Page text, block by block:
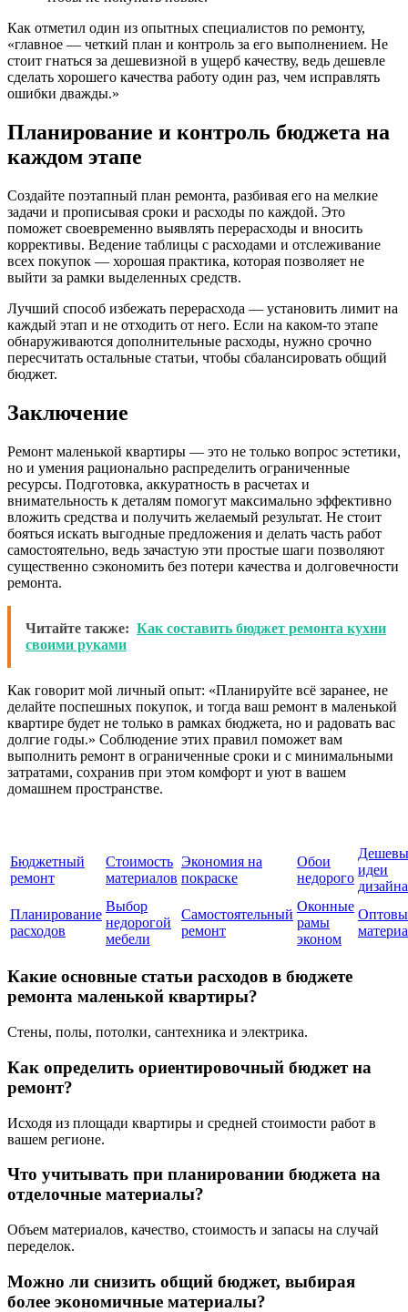
Как отметил один из опытных специалистов по ремонту,
«главное — четкий план и контроль за его выполнением. Не
стоит гнаться за дешевизной в ущерб качеству, ведь дешевле
сделать хорошего качества работу один раз, чем исправлять
ошибки дважды.»
Планирование и контроль бюджета на
каждом этапе
Создайте поэтапный план ремонта, разбивая его на мелкие
задачи и прописывая сроки и расходы по каждой. Это
поможет своевременно выявлять перерасходы и вносить
коррективы. Ведение таблицы с расходами и отслеживание
всех покупок — хорошая практика, которая позволяет не
выйти за рамки выделенных средств.
Лучший способ избежать перерасхода — установить лимит на
каждый этап и не отходить от него. Если на каком-то этапе
обнаруживаются дополнительные расходы, нужно срочно
пересчитать остальные статьи, чтобы сбалансировать общий
бюджет.
Заключение
Ремонт маленькой квартиры — это не только вопрос эстетики,
но и умения рационально распределить ограниченные
ресурсы. Подготовка, аккуратность в расчетах и
внимательность к деталям помогут максимально эффективно
вложить средства и получить желаемый результат. Не стоит
бояться искать выгодные предложения и делать часть работ
самостоятельно, ведь зачастую эти простые шаги позволяют
существенно сэкономить без потери качества и долговечности
ремонта.
Читайте также: Как составить бюджет ремонта кухни
своими руками
Как говорит мой личный опыт: «Планируйте всё заранее, не
делайте поспешных покупок, и тогда ваш ремонт в маленькой
квартире будет не только в рамках бюджета, но и радовать вас
долгие годы.» Соблюдение этих правил поможет вам
выполнить ремонт в ограниченные сроки и с минимальными
затратами, сохранив при этом комфорт и уют в вашем
домашнем пространстве.
Бюджетный
ремонт
Стоимость
материалов
Экономия на
покраске
Обои
недорого
идеи
дизайна
Планирование
расходов
Выбор
недорогой
мебели
Самостоятельный
ремонт
Оконные
рамы
эконом
Какие основные статьи расходов в бюджете
ремонта маленькой квартиры?
Стены, полы, потолки, сантехника и электрика.
Как определить ориентировочный бюджет на
ремонт?
Исходя из площади квартиры и средней стоимости работ в
вашем регионе.
Что учитывать при планировании бюджета на
отделочные материалы?
Объем материалов, качество, стоимость и запасы на случай
переделок.
Можно ли снизить общий бюджет, выбирая
более экономичные материалы?